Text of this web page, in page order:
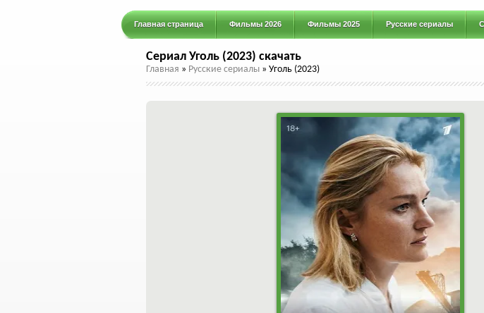
Главная страница Фильмы 2026 Фильмы 2025 Русские сериалы
Сериал Уголь (2023) скачать
Главная » Русские сериалы » Уголь (2023)